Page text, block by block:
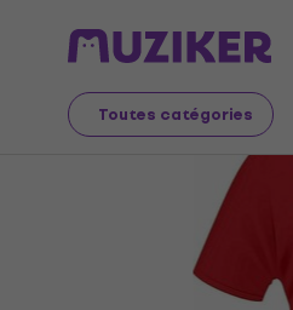
Toutes catégories
Merch Produits musicaux
L'offre est terminée